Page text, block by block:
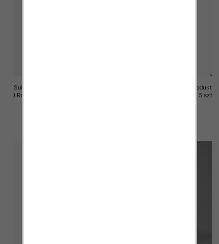
Sukienki damskie (Polska produkt
) Roz M-3XL, 1 Kolor Paczka 5 szt
Sukienki damskie (Polska produkt
) Roz M-3XL, 1 Kolor Paczka 5 szt